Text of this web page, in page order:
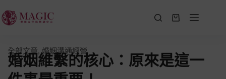
全部文章,婚姻溝通經營
婚姻維繫的核心：原來是這一